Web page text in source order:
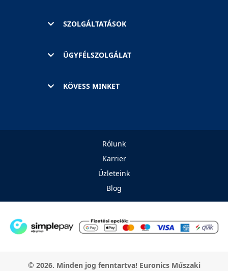
SZOLGÁLTATÁSOK
ÜGYFÉLSZOLGÁLAT
KÖVESS MINKET
Rólunk
Karrier
Üzleteink
Blog
© 2026. Minden jog fenntartva! Euronics Műszaki